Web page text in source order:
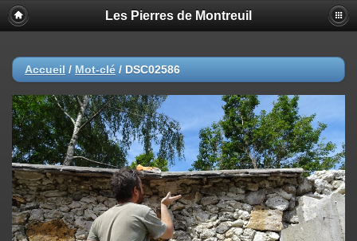
Les Pierres de Montreuil
Accueil / Mot-clé / DSC02586